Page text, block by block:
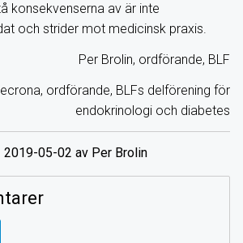
konsekvenserna av är inte
och strider mot medicinsk praxis.
Per Brolin, ordförande, BLF
ordförande, BLFs delförening för
endokrinologi och diabetes
2019-05-02 av Per Brolin